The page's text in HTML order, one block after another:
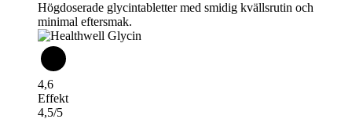
Högdoserade glycintabletter med smidig kvällsrutin och
minimal eftersmak.
4,6
Effekt
4,5/5